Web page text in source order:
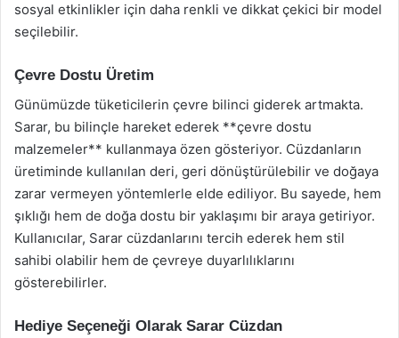
sosyal etkinlikler için daha renkli ve dikkat çekici bir model
seçilebilir.
Çevre Dostu Üretim
Günümüzde tüketicilerin çevre bilinci giderek artmakta.
Sarar, bu bilinçle hareket ederek **çevre dostu
malzemeler** kullanmaya özen gösteriyor. Cüzdanların
üretiminde kullanılan deri, geri dönüştürülebilir ve doğaya
zarar vermeyen yöntemlerle elde ediliyor. Bu sayede, hem
şıklığı hem de doğa dostu bir yaklaşımı bir araya getiriyor.
Kullanıcılar, Sarar cüzdanlarını tercih ederek hem stil
sahibi olabilir hem de çevreye duyarlılıklarını
gösterebilirler.
Hediye Seçeneği Olarak Sarar Cüzdan